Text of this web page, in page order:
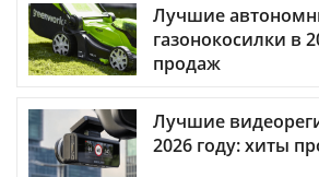
Лучшие
газонокосилки в
продаж
Лучшие
2026 году: хиты